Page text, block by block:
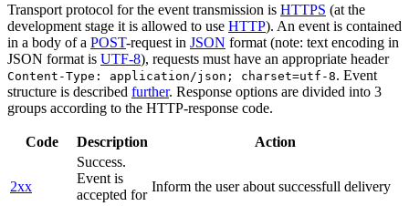
Transport protocol for the event transmission is HTTPS (at the
development stage it is allowed to use HTTP). An event is contained
in a body of a POST-request in JSON format (note: text encoding in
JSON format is UTF-8), requests must have an appropriate header
Content-Type: application/json; charset=utf-8. Event
structure is described further. Response options are divided into 3
groups according to the HTTP-response code.
Code Description Action
2xx
Success.
Event is
accepted for
Inform the user about successfull delivery